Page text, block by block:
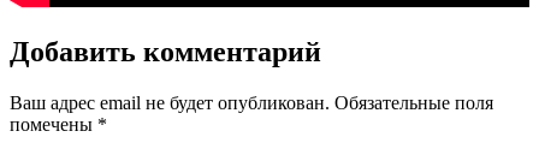
Добавить комментарий
Ваш адрес email не будет опубликован. Обязательные поля
помечены *